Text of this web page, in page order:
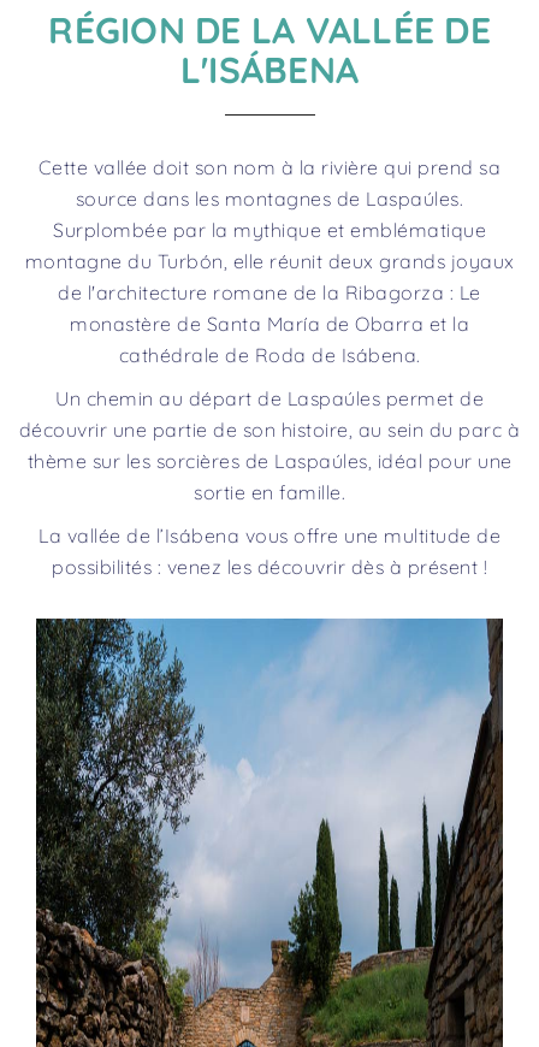
RÉGION DE LA VALLÉE DE
L'ISÁBENA
Cette vallée doit son nom à la rivière qui prend sa
source dans les montagnes de Laspaúles.
Surplombée par la mythique et emblématique
montagne du Turbón, elle réunit deux grands joyaux
de l'architecture romane de la Ribagorza : Le
monastère de Santa María de Obarra et la
cathédrale de Roda de Isábena.
Un chemin au départ de Laspaúles permet de
découvrir une partie de son histoire, au sein du parc à
thème sur les sorcières de Laspaúles, idéal pour une
sortie en famille.
La vallée de l’Isábena vous offre une multitude de
possibilités : venez les découvrir dès à présent !
Previous